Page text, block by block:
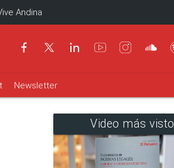
Andina
Newsletter
Video más visto